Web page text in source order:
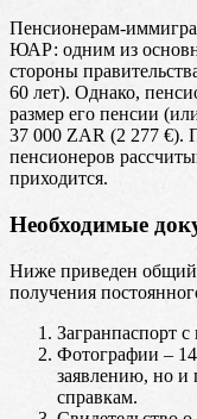
Пенсионерам-
ЮАР: одним из
стороны
60 лет). Однако,
размер его пенсии
37 000 ZAR (2 277 €).
пенсионеров
приходится.
Необходимые
Ниже приведен общий
получения
Загранпаспорт с
Фотографии –
заявлению, но и
справкам.